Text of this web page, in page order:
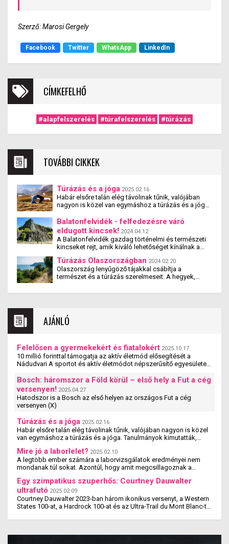
Szerző: Marosi Gergely
Facebook Twitter WhatsApp LinkedIn
CÍMKEFELHŐ
#alapfelszerelés #túrafelszerelés #túrázás
TOVÁBBI CIKKEK
Túrázás és a jóga 2025.02.16
Habár elsőre talán elég távolinak tűnik, valójában
nagyon is közel van egymáshoz a túrázás és a jóga.
túrázás együtt nemcsak fizikai, hanem mentális
jóllétet is teremt.
Balatonfelvidék - felfedezésre váró
eldugott kincsek! 2024.04.12
A Balatonfelvidék gazdag történelmi és természeti
kincseket rejt, amik kiváló lehetőséget kínálnak a
eldugott helyszín vár felfedezésre, miközben a
lenyűgöző táj és a változatos látnivalók
megnyugtatják a lelket és feltöltik a testet. Tekintsük
Balatonfelvidéken!
Túrázás Olaszországban 2024.02.20
Olaszország lenyűgöző tájakkal csábítja a
természet és a túrázás szerelmeseit. A hegyek,
mindenki számára, hogy megtalálja a neki leginkább
javaslat, megmutatva merre indulj, milyen
nehézségekre számíts, és hogyan szervezd meg az
AJÁNLÓ
Felelősen a gyermekekért és fiatalokért 2025.10.17
10 millió forinttal támogatja az aktív életmód elősegítését a
Nádudvari A sportot és aktív életmódot népszerűsítő egyesületek,
Bosch: háromszor a Föld körül – első hely a Fut a cég
versenyen! 2025.04.27
Hatodszor is a Bosch az első helyen az országos Fut a cég
versenyen (X)
Túrázás és a jóga 2025.02.16
Habár elsőre talán elég távolinak tűnik, valójában nagyon is közel
van egymáshoz a túrázás és a jóga. Tanulmányok kimutatták,
Mire jó a laborlelet? 2025.02.10
A legtöbb ember számára a laborvizsgálatok eredményei nem
mondanak túl sokat. Azontúl, hogy amit megcsillagoznak a
Egy szimpatikus szuperhős: Courtney Dauwalter
ultrafutó 2025.02.09
Courtney Dauwalter 2023-ban három ikonikus versenyt, a Western
States 100-at, a Hardrock 100-at és az Ultra-Trail du Mont Blanc-t